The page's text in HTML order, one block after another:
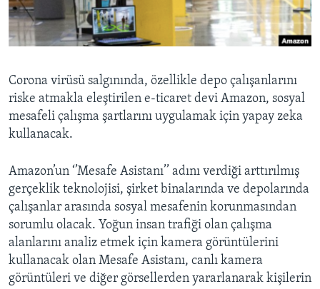
HAYATTAN
SANAT
BIZI TAKIP EDIN
Diller
Corona virüsü salgınında, özellikle depo çalışanlarını
riske atmakla eleştirilen e-ticaret devi Amazon, sosyal
mesafeli çalışma şartlarını uygulamak için yapay zeka
kullanacak.
Amazon’un ‘’Mesafe Asistanı’’ adını verdiği arttırılmış
gerçeklik teknolojisi, şirket binalarında ve depolarında
çalışanlar arasında sosyal mesafenin korunmasından
sorumlu olacak. Yoğun insan trafiği olan çalışma
alanlarını analiz etmek için kamera görüntülerini
kullanacak olan Mesafe Asistanı, canlı kamera
görüntüleri ve diğer görsellerden yararlanarak kişilerin